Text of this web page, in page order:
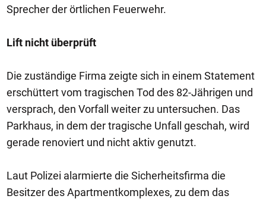
Sprecher der örtlichen Feuerwehr.
Lift nicht überprüft
Die zuständige Firma zeigte sich in einem Statement
erschüttert vom tragischen Tod des 82-Jährigen und
versprach, den Vorfall weiter zu untersuchen. Das
Parkhaus, in dem der tragische Unfall geschah, wird
gerade renoviert und nicht aktiv genutzt.
Laut Polizei alarmierte die Sicherheitsfirma die
Besitzer des Apartmentkomplexes, zu dem das